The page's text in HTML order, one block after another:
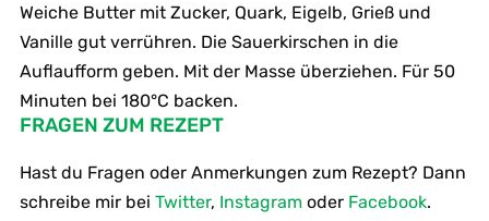
Weiche Butter mit Zucker, Quark, Eigelb, Grieß und
Vanille gut verrühren. Die Sauerkirschen in die
Auflaufform geben. Mit der Masse überziehen. Für 50
Minuten bei 180°C backen.
FRAGEN ZUM REZEPT
Hast du Fragen oder Anmerkungen zum Rezept? Dann
schreibe mir bei Twitter, Instagramoder Facebook.